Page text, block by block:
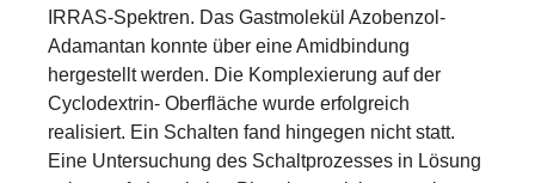
IRRAS-Spektren. Das Gastmolekül Azobenzol-
Adamantan konnte über eine Amidbindung
hergestellt werden. Die Komplexierung auf der
Cyclodextrin- Oberfläche wurde erfolgreich
realisiert. Ein Schalten fand hingegen nicht statt.
Eine Untersuchung des Schaltprozesses in Lösung